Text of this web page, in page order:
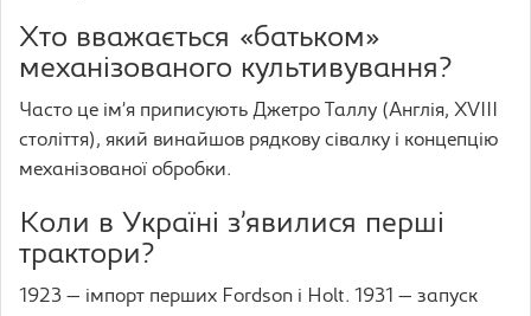
Хто вважається «батьком»
механізованого культивування?
Часто це ім’я приписують Джетро Таллу (Англія, XVIII
століття), який винайшов рядкову сівалку і концепцію
механізованої обробки.
Коли в Україні з’явилися перші
трактори?
1923 — імпорт перших Fordson і Holt. 1931 — запуск